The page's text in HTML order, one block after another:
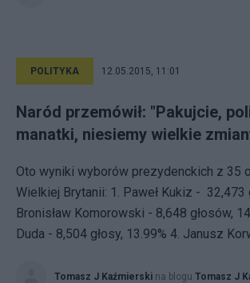
POLITYKA 12.05.2015, 11:01
Naród przemówił: "Pakujcie,
manatki, niesiemy wielkie
Oto wyniki wyborów prezydenckich z 35
Wielkiej Brytanii: 1. Paweł Kukiz - 32,473
Bronisław Komorowski - 8,648 głosów,
Duda - 8,504 głosy, 13.99% 4. Janusz
Tomasz J Kaźmierski na blogu Tomasz J